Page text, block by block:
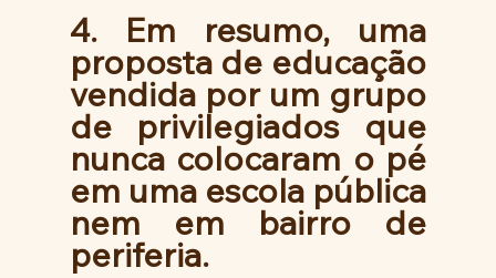
4. Em resumo, uma
proposta de educação
vendida por um grupo
de privilegiados que
nunca colocaram o pé
em uma escola pública
nem em bairro de
periferia.